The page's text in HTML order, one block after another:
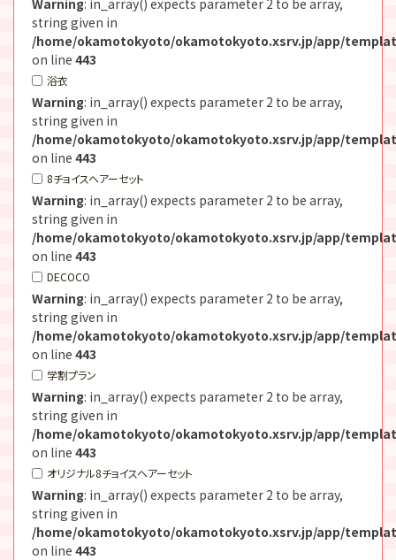
string given in
/home/okamotokyoto/okamotokyoto.xsrv.jp/app/
on line 443
浴衣
Warning: in_array() expects parameter 2 to be array,
string given in
/home/okamotokyoto/okamotokyoto.xsrv.jp/app/
on line 443
8チョイスヘアーセット
Warning: in_array() expects parameter 2 to be array,
string given in
/home/okamotokyoto/okamotokyoto.xsrv.jp/app/
on line 443
DECOCO
Warning: in_array() expects parameter 2 to be array,
string given in
/home/okamotokyoto/okamotokyoto.xsrv.jp/app/
on line 443
学割プラン
Warning: in_array() expects parameter 2 to be array,
string given in
/home/okamotokyoto/okamotokyoto.xsrv.jp/app/
on line 443
オリジナル8チョイスヘアーセット
Warning: in_array() expects parameter 2 to be array,
string given in
/home/okamotokyoto/okamotokyoto.xsrv.jp/app/
on line 443